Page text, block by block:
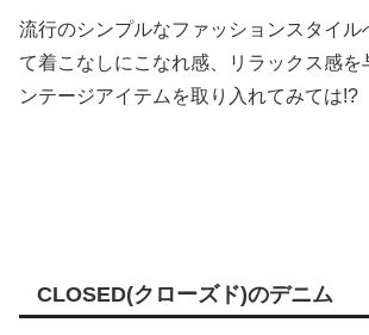
流行のシンプルなファッションスタイル
て着こなしにこなれ感、リラックス感を
ンテージアイテムを取り入れてみては!?
CLOSED(クローズド)のデニム